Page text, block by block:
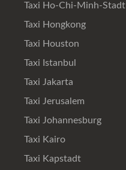
Taxi Ho-Chi-Minh-Stadt
Taxi Hongkong
Taxi Houston
Taxi Istanbul
Taxi Jakarta
Taxi Jerusalem
Taxi Johannesburg
Taxi Kairo
Taxi Kapstadt